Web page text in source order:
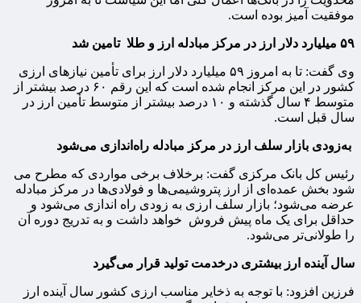
موفقیت آمیز بوده است.
۵۹ میلیارد دلار ارز در مرکز مبادله ارز و طلا تامین شد
وی گفت: تا به امروز ۵۹ میلیارد دلار ارز برای تأمین نیازهای ارزی
کشور در این مرکز انجام شده است که این رقم ۶۰ درصد بیشتر از
متوسط ۴ سال گذشته و ۱۰ درصد بیشتر از متوسط تأمین ارز در
سال قبل است.
به‌زودی بازار سلف ارز در مرکز مبادله راه‌اندازی می‌شود
رئیس کل بانک مرکزی گفت: برخلاف برخی مواردی که مطرح می
شود بخش عمده‌ای از ارز پتروشیمی‌ها و فولادی‌ها در مرکز مبادله
عرضه می‌شود؛ بازار سلف ارزی به زودی راه اندازی می‌شود و
حداقل برای یک ماه پیش فروش خواهد داشت و به تدریج دوره آن
را طولانی‌تر می‌شود.
سال آینده ارز بیشتری درخدمت تولید قرار می‌گیرد
فرزین افزود: با توجه به ذخایر مناسب ارزی کشور سال آینده ارز